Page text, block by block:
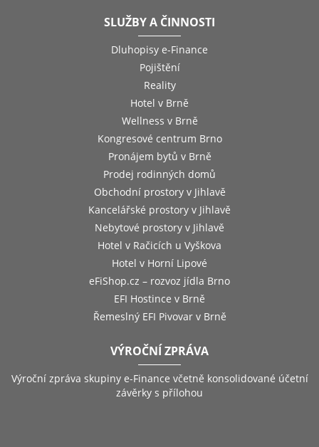
SLUŽBY A ČINNOSTI
Dluhopisy e-Finance
Pojištění
Reality
Hotel v Brně
Wellness v Brně
Kongresové centrum Brno
Pronájem bytů v Brně
Prodej rodinných domů
Obchodní prostory v Jihlavě
Kancelářské prostory v Jihlavě
Nebytové prostory v Jihlavě
Hotel v Račicích u Vyškova
Hotel v Horní Lipové
eFiShop.cz – rozvoz jídla Brno
EFI Hostince v Brně
Řemeslný EFI Pivovar v Brně
VÝROČNÍ ZPRÁVA
Výroční zpráva skupiny e-Finance včetně konsolidované účetní
závěrky s přílohou